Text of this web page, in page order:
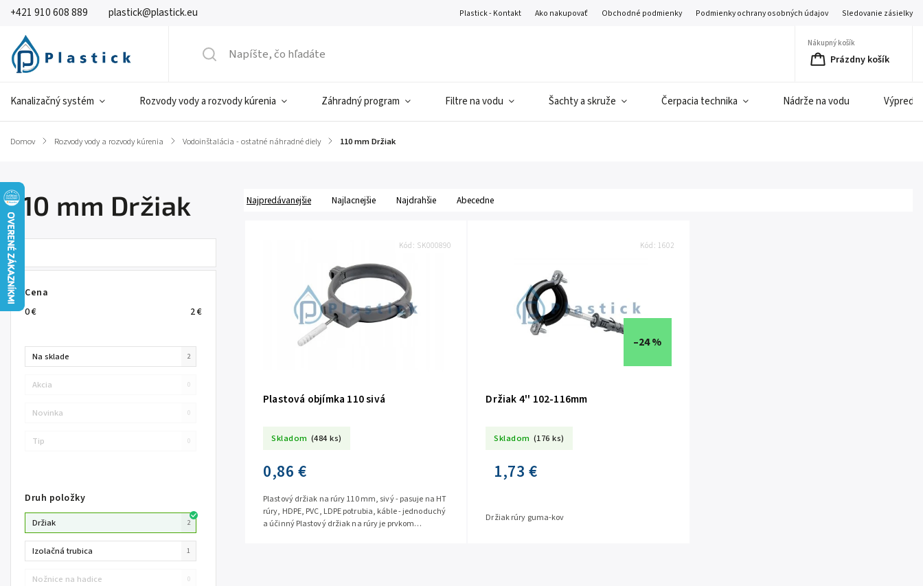
+421 910 608 889 plastick@plastick.eu Plastick - Kontakt Ako nakupovať Obchodné podmienky Podmienky ochrany osobných údajov Sledovanie zásielky
Nákupný košík
Prázdny košík
Kanalizačný systém Rozvody vody a rozvody kúrenia Záhradný program Filtre na vodu Šachty a skruže Čerpacia technika Nádrže na vodu
Domov / Rozvody vody a rozvody kúrenia / Vodoinštalácia - ostatné náhradné diely / 110 mm Držiak
110 mm Držiak
Cena
0€ 2€
Na sklade 2
Akcia 0
Novinka 0
Tip 0
Druh položky
Držiak 2
Izolačná trubica 1
Nožnice na hadice 0
Najpredávanejšie Najlacnejšie Najdrahšie Abecedne
Plastová objímka 110 sivá
Skladom (484 ks)
0,86 €
Plastový držiak na rúry 110 mm, sivý - pasuje na HT
rúry, HDPE, PVC, LDPE potrubia, káble - jednoduchý
a účinný Plastový držiak na rúry je prvkom
Kód: SK000890
–24 %
Držiak 4'' 102-116mm
Skladom (176 ks)
1,73 €
Držiak rúry guma-kov
Kód: 1602